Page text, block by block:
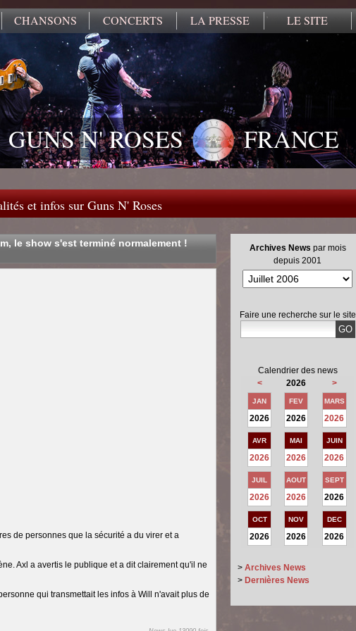
CHANSONS CONCERTS LA PRESSE LE SITE
GUNS N' ROSES FRANCE
et infos sur Guns N' Roses
le show s'est terminé normalement !
de personnes que la sécurité a du virer et a
Axl a avertis le publique et a dit clairement qu'il ne
qui transmettait les infos à Will n'avait plus de
Archives News par mois
depuis 2001
Faire une recherche sur le site
Calendrier des news
<
2026 >
JAN
2026
FEV
2026
MARS
2026
AVR
2026
MAI
2026
JUIN
2026
JUIL
2026
AOUT
2026
SEPT
2026
OCT
2026
NOV
2026
DEC
2026
> Archives News
> Dernières News